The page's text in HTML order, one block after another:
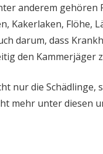
anderem gehören
Kakerlaken, Flöhe,
darum, dass
den Kammerjäger
nur die Schädlinge,
mehr unter diesen